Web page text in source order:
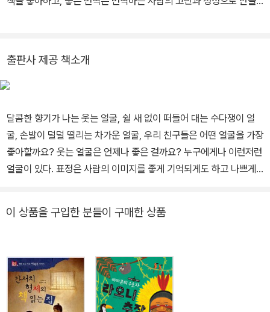
출판사 제공 책소개
달콤한 향기가 나는 웃는 얼굴, 쉴 새 없이 떠들어 대는 수다쟁이 얼
굴, 손발이 덜덜 떨리는 차가운 얼굴, 우리 친구들은 어떤 얼굴을 가장
좋아할까요? 웃는 얼굴은 언제나 좋은 걸까요? 누구에게나 이런저런
얼굴이 있다. 표정은 사람의 이미지를 좋게 기억되게도 하고 나쁘게
을 위해서는 찡그린 얼굴도, 화내는 얼굴도 필요하다. 이 책은 선생님
나쁘게 받아들여지기도 한다는 것을 알려 준다. 예쁘게 웃는 얼굴도,
찡그린 얼굴도 꼭 필요한 소중한 얼굴이다. 어느 날 선생님이 눈, 코,
입을 잃어버렸다. 동물 친구들은 선생님의 진짜 얼굴을 제대로 찾아
이 상품을 구입한 분들이 구매한 상품